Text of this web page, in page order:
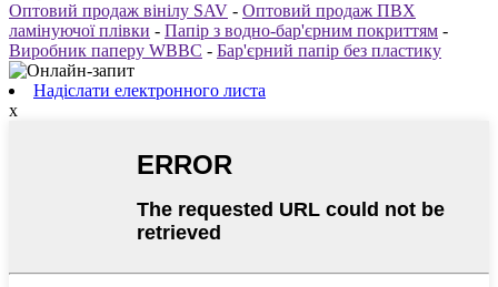
Оптовий продаж вінілу SAV - Оптовий продаж ПВХ
ламінуючої плівки - Папір з водно-бар'єрним покриттям -
Виробник паперу WBBC - Бар'єрний папір без пластику
Надіслати електронного листа
x